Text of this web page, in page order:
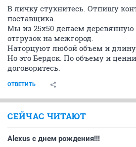
В личку стукнитесь. Отпишу
поставщика.
Мы из 25х50 делаем деревянную
отгрузок на межгород.
Наторцуют любой объем и длину.
Но это Бердск. По объему и
договоритесь.
ОТВЕТИТЬ
СЕЙЧАС ЧИТАЮТ
Alexus с днем рождения!!!